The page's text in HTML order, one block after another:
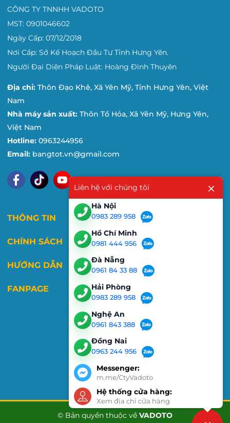
lựa chọn lắp bảng theo hai
chiều ngang hoặc dọc tùy
Bảng đa năng – dễ
sử dụng
Bảng có thể
dùng để dạy
học tại nhà,
trung tâm,
Mặt bảng lau
dàng sau khi
Đặc biệt, bảng
có dòng kẻ mờ
5x5cm tạo sự
ngay ngắn, khi
viết. Bề
bảng hít
giúp dễ
tranh ảnh trong
mỗi buổi hội
Khay bút thông minh có thể di chuyển
CÔNG TY TNNHH VADOTO
MST: 0901046602
Ngày Cấp: 07/12/2018
Nơi Cấp: Sở Kế Hoạch Đầu Tư Tỉnh Hưng Yên.
Người Đại Diện Pháp Luật: Hoàng Đình Thuyên
Địa chỉ: Thôn Đạo Khê, Xã Yên Mỹ, Tỉnh Hưng Yên, Việt
Nam
Nhà máy sản xuất: Thôn Tổ Hỏa, Xã Yên Mỹ, Hưng Yên,
Việt Nam
Hotline: 0963244956
Email: bangtot.vn@gmail.com
THÔNG TIN
CHÍNH SÁCH
HƯỚNG DẪN
FANPAGE
© Bản quyền thuộc về VADOTO
Liên hệ với chúng tôi
Hà Nội
0983 289 958
Hồ Chí Minh
0981 444 956
Đà Nẵng
0961 84 33 88
Hải Phòng
0983 289 958
Nghệ An
0961 843 388
Đồng Nai
0963 244 956
Messenger:
m.me/CtyVadoto
Hệ thống cửa hàng:
Xem địa chỉ cửa hàng